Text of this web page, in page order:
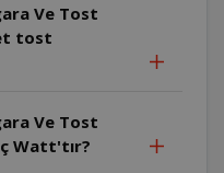
Ve Tost
tost
Ve Tost
Watt'tır?